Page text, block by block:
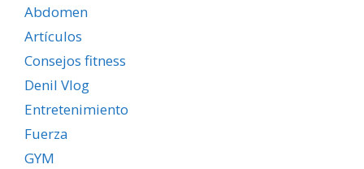
Abdomen
Artículos
Consejos fitness
Denil Vlog
Entretenimiento
Fuerza
GYM